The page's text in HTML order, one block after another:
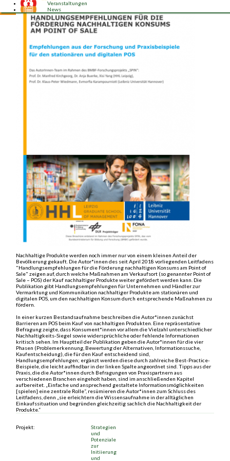
Veranstaltungen
News
Nachhaltige Produkte werden noch immer nur von einem kleinen Anteil der
Bevölkerung gekauft. Die Autor*innen des seit April 2018 vorliegenden Leitfadens
"Handlungsempfehlungen für die Förderung nachhaltigen Konsums am Point of
Sale" zeigen auf, durch welche Maßnahmen am Verkaufsort (so genannter Point of
Sale – POS) der Kauf nachhaltiger Produkte weiter gefördert werden kann. Die
Publikation gibt Handlungsempfehlungen für Unternehmen und Händler zur
Vermarktung und Kommunikation nachhaltiger Produkte am stationären und
digitalen POS, um den nachhaltigen Konsum durch entsprechende Maßnahmen zu
fördern.
In einer kurzen Bestandsaufnahme beschreiben die Autor*innen zunächst
Barrieren am POS beim Kauf von nachhaltigen Produkten. Eine repräsentative
Befragung zeigte, dass Konsument*innen vor allem die Vielzahl unterschiedlicher
Nachhaltigkeits-Siegel sowie widersprüchliche oder fehlende Informationen
kritisch sehen. Im Hauptteil der Publikation geben die Autor*innen für die vier
Phasen (Problemerkennung, Bewertung der Alternativen, Informationssuche,
Kaufentscheidung), die für den Kauf entscheidend sind,
Handlungsempfehlungen; ergänzt werden diese durch zahlreiche Best-Practice-
Beispiele, die leicht auffindbar in der linken Spalte angeordnet sind. Tipps aus der
Praxis, die die Autor*innen durch Befragungen von Praxispartnern aus
verschiedenen Branchen eingeholt haben, sind im anschließenden Kapitel
aufbereitet. „Einfache und ansprechend gestaltete Informationsmöglichkeiten
[spielen] eine zentrale Rolle“, resümieren die Autor*innen zum Schluss des
Leitfadens, denn „sie erleichtern die Wissensaufnahme in der alltäglichen
Einkaufssituation und begründen gleichzeitig sachlich die Nachhaltigkeit der
Produkte.“
Projekt:
Strategien
und
Potenziale
zur
Initiierung
und